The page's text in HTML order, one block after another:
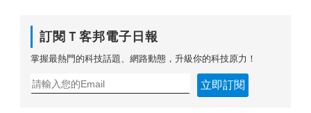
訂閱Ｔ客邦電子日報
掌握最熱門的科技話題、網路動態，升級你的科技原力！
立即訂閱